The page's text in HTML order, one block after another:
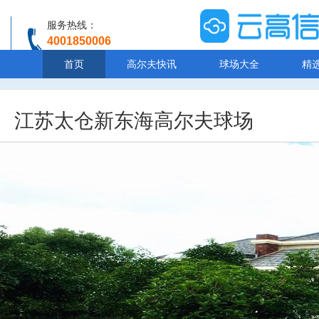
服务热线：
4001850006
首页 高尔夫快讯 球场大全 精
江苏太仓新东海高尔夫球场